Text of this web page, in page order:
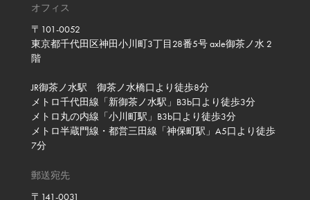
オフィス
〒101-0052
東京都千代田区神田小川町3丁目28番5号 axle御茶ノ水 2
階
JR御茶ノ水駅 御茶ノ水橋口より徒歩8分
メトロ千代田線「新御茶ノ水駅」B3b口より徒歩3分
メトロ丸の内線「小川町駅」B3b口より徒歩3分
メトロ半蔵門線・都営三田線「神保町駅」A5口より徒歩
7分
郵送宛先
〒141-0031